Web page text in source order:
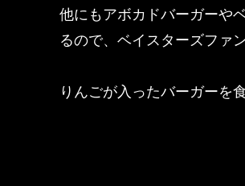
他にもアボカドバーガーや
るので、ベイスターズファ
りんごが入ったバーガーを